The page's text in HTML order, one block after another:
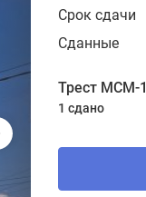
Срок сдачи
Сданные
Трест МСМ-1
1 сдано